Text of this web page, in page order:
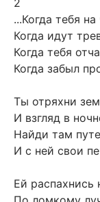
...Когда тебя
Когда идут
Когда тебя
Когда забыл
Ты отряхни
И взгляд в
Найди там
И с ней свои
Ей распахнись